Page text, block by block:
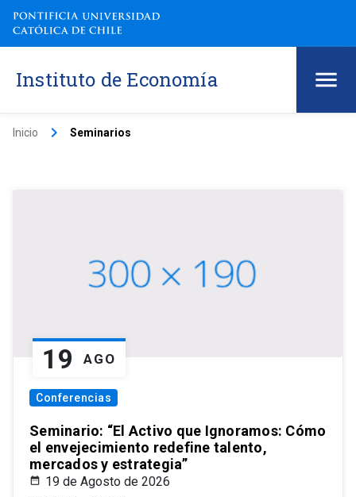
Instituto de Economía
Inicio keyboard_arrow_right Seminarios
19 AGO
Conferencias
Seminario: “El Activo que Ignoramos: Cómo
el envejecimiento redefine talento,
mercados y estrategia”
19 de Agosto de 2026